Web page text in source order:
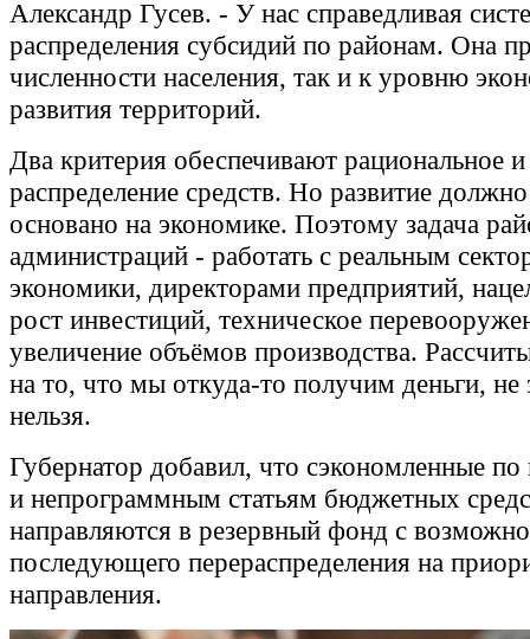
Александр Гусев. - У нас справедливая
распределения субсидий по районам. Она
численности населения, так и к уровню
развития территорий.
Два критерия обеспечивают рациональное
распределение средств. Но развитие
основано на экономике. Поэтому задача
администраций - работать с реальным
экономики, директорами предприятий,
рост инвестиций, техническое
увеличение объёмов производства.
на то, что мы откуда-то получим деньги, не
нельзя.
Губернатор добавил, что сэкономленные
и непрограммным статьям бюджетных
направляются в резервный фонд с
последующего перераспределения на
направления.